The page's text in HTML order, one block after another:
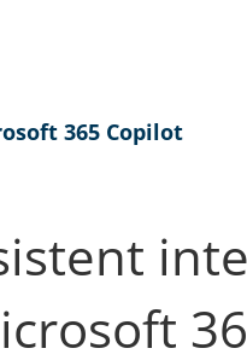
365 Copilot